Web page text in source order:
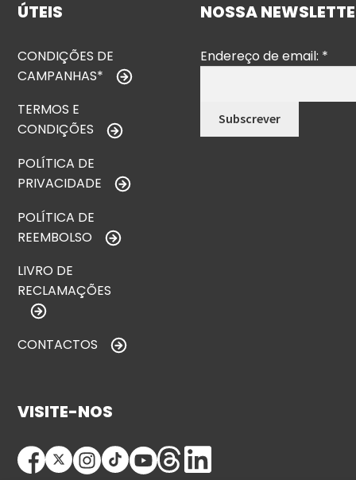
ÚTEIS
CONDIÇÕES DE
CAMPANHAS*
TERMOS E
CONDIÇÕES
POLÍTICA DE
PRIVACIDADE
POLÍTICA DE
REEMBOLSO
LIVRO DE
RECLAMAÇÕES
CONTACTOS
NOSSA
Endereço de email: *
VISITE-NOS